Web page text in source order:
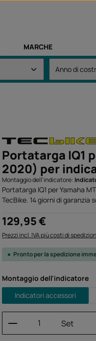
MARCHE
Portatarga IQ1
2020) per
Montaggio dell'indicatore:
Portatarga IQ1 per Yamaha
TecBike. 14 giorni di
Prezzo normale:
129,95 €
Prezzi incl. IVA più costi di
Pronto per la spedizione
Seleziona
Montaggio dell'indicatore
Indicatori accessori
Quantità del
Set